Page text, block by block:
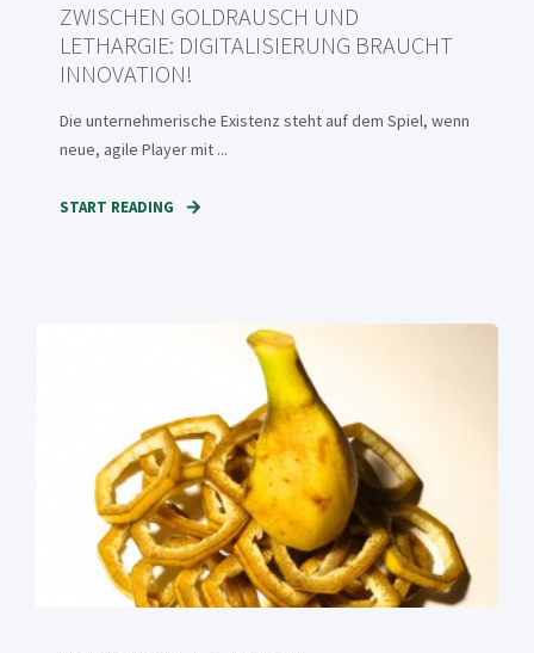
ZWISCHEN GOLDRAUSCH UND
LETHARGIE: DIGITALISIERUNG BRAUCHT
INNOVATION!
Die unternehmerische Existenz steht auf dem Spiel, wenn
neue, agile Player mit ...
START READING